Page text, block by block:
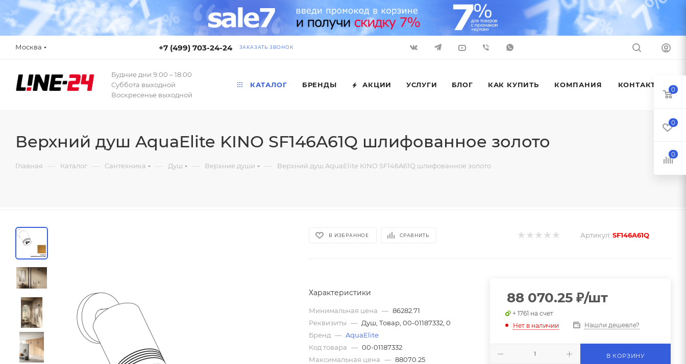
Москва +7 (499) 703-24-24 ЗАКАЗАТЬ ЗВОНОК
Будние дни 9:00 – 18:00
Суббота выходной
Воскресенье выходной
КАТАЛОГ БРЕНДЫ АКЦИИ УСЛУГИ БЛОГ КАК КУПИТЬ КОМПАНИЯ КОНТАКТЫ
Верхний душ AquaElite KINO SF146A61Q шлифованное золото
Главная — Каталог — Сантехника — Душ — Верхние души — Верхний душ AquaElite KINO SF146A61Q шлифованное золото
В ИЗБРАННОЕ СРАВНИТЬ Артикул: SF146A61Q
Характеристики
Минимальная цена — 86282.71
Реквизиты — Душ, Товар, 00-01187332, 0
Бренд — AquaElite
Код товара — 00-01187332
Максимальная цена — 88070.25
88 070.25₽/шт
+ 1761 на счет
Нет в наличии
Нашли дешевле?
В КОРЗИНУ
0
0
0